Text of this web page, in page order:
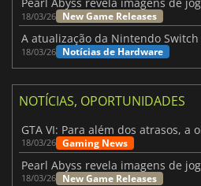
18/03/26 New Game Releases
18/03/26 Notícias de Hardware
NOTÍCIAS, OPORTUNIDADES
18/03/26 Gaming News
18/03/26 New Game Releases